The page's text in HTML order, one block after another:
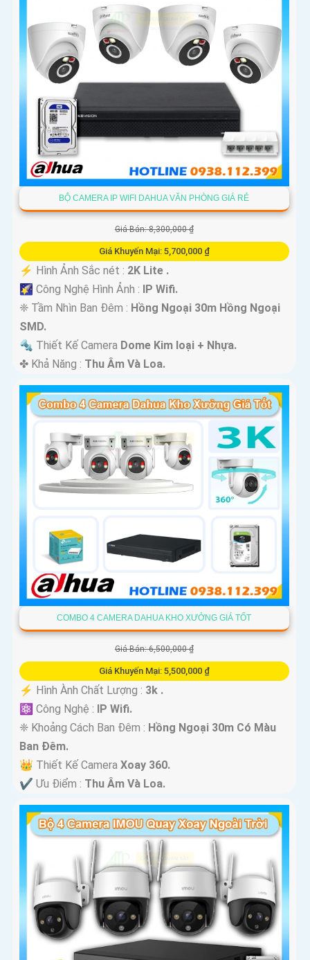
BỘ CAMERA IP WIFI DAHUA VĂN PHÒNG GIÁ RẺ
Giá Bán: 8,300,000 ₫
Giá Khuyến Mại: 5,700,000 ₫
️⚡ Hình Ảnh Sắc nét : 2K Lite .
🌠 Công Nghệ Hình Ảnh : IP Wifi.
❈ Tầm Nhìn Ban Đêm : Hồng Ngoại 30m Hồng Ngoại
SMD.
🔩 Thiết Kế Camera Dome Kim loại + Nhựa.
️✤ Khả Năng : Thu Âm Và Loa.
COMBO 4 CAMERA DAHUA KHO XƯỞNG GIÁ TỐT
Giá Bán: 6,500,000 ₫
Giá Khuyến Mại: 5,500,000 ₫
️⚡ Hình Ành Chất Lượng : 3k .
⚛️ Công Nghệ : IP Wifi.
❈ Khoảng Cách Ban Đêm : Hồng Ngoại 30m Có Màu
Ban Ðêm.
👑 Thiết Kế Camera Xoay 360.
️✔️ Ưu Điểm : Thu Âm Và Loa.